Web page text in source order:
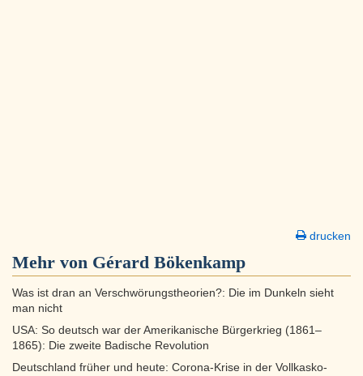
drucken
Mehr von Gérard Bökenkamp
Was ist dran an Verschwörungstheorien?: Die im Dunkeln sieht
man nicht
USA: So deutsch war der Amerikanische Bürgerkrieg (1861–
1865): Die zweite Badische Revolution
Deutschland früher und heute: Corona-Krise in der Vollkasko-